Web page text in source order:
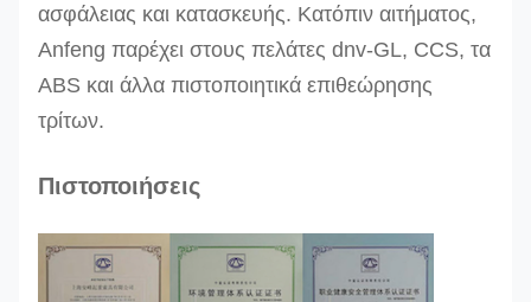
ασφάλειας και κατασκευής. Κατόπιν αιτήματος,
Anfeng παρέχει στους πελάτες dnv-GL, CCS, τα
ABS και άλλα πιστοποιητικά επιθεώρησης
τρίτων.
Πιστοποιήσεις